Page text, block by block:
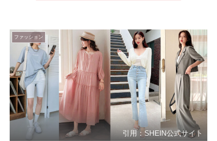
ファッション
引用：SHEIN公式サイト